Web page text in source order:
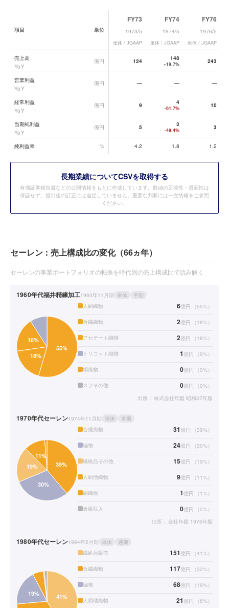
セーレン
項目 単位
FY73
1973/5
単体 / JGAAP
FY74
1974/5
単体 / JGAAP
FY76
1976/5
単体 / JGAAP
売上高
YoY
億円 124 148
+19.7% 243
営業利益
YoY
億円 — — —
経常利益
YoY
億円 9 4
−61.7% 10
当期純利益
YoY
億円 5 3
−48.4% 3
純利益率 % 4.2 1.8 1.2
長期業績についてCSVを取得する
有価証券報告書などの公開情報をもとに作成しています。数値の正確性・最新性は
保証せず、提出後の訂正には追従していません。重要な判断には一次情報をご参照
ください。
セーレン：売上構成比の変化（66ヵ年）
セーレンの事業ポートフォリオの転換を時代別の売上構成比で読み解く
1960年代福井精練加工1960年11月期 単体
半期
人絹織物
6億円 （55%）
合繊織物 2億円 （ 18%）
アセテート織物 2億円 （ 18%）
トリコット織物 1億円 （9%）
絹織物 0億円 （0%）
スフその他 0億円 （0%）
出所： 株式会社年鑑 昭和37年版
1970年代セーレン1974年11月期 単体
半期
合繊織物
31億円 （39%）
編物 24億円 （30%）
繊維品その他 15億円 （ 19%）
人絹他織物 9億円 （ 11%）
絹織物 1億円 （ 1%）
倉庫収入 0億円 （0%）
出所： 会社年鑑 1976年版
1980年代セーレン1984年5月期 単体
通期
繊維品販売
151億円 （41%）
合繊織物 117億円 （32%）
編物 68億円 （ 19%）
人絹他織物 21億円 （6%）